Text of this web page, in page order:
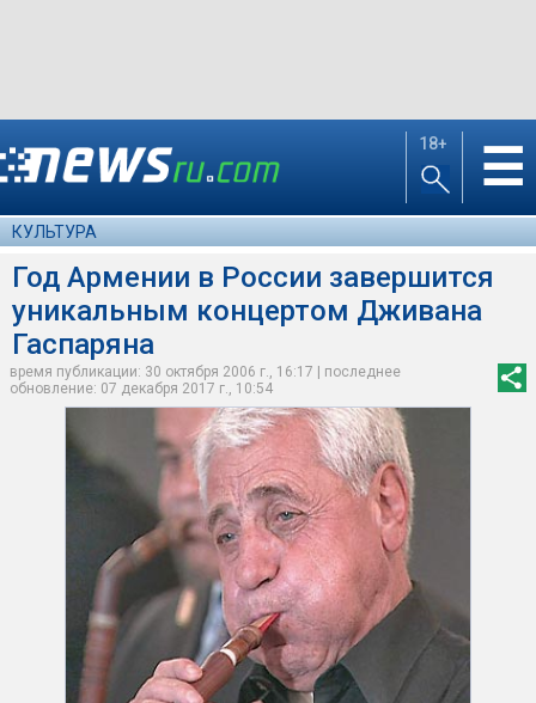
18+ ☰
КУЛЬТУРА
Год Армении в России завершится
уникальным концертом Дживана
Гаспаряна
время публикации: 30 октября 2006 г., 16:17 | последнее
обновление: 07 декабря 2017 г., 10:54